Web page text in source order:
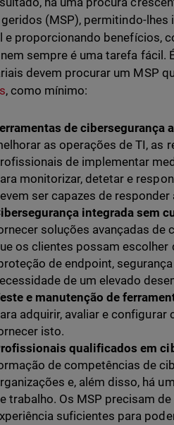
(MSP), permitindo-
e proporcionando benefícios,
sempre é uma tarefa fácil.
devem procurar um MSP
, como mínimo:
de cibersegurança
as operações de TI, as
de implementar
monitorizar, detetar e
ser capazes de
integrada sem
soluções avançadas de
os clientes possam
de endpoint,
de um elevado
e manutenção de
adquirir, avaliar e
isto.
qualificados em
de competências de
e, além disso, há
trabalho. Os MSP precisam
suficientes para